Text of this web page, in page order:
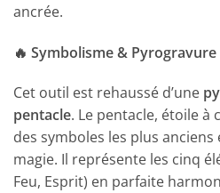
ancrée.
🔥 Symbolisme & Pyrogravure
Cet outil est rehaussé d’une
pentacle. Le pentacle, étoile à
des symboles les plus
magie. Il représente les cinq
Feu, Esprit) en parfaite